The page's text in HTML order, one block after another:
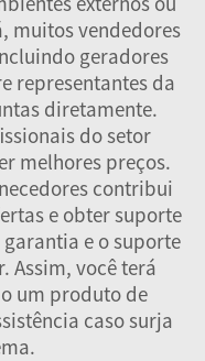
muitos vendedores
geradores
representantes da
diretamente.
do setor
melhores preços.
contribui
e obter suporte
e o suporte
Assim, você terá
um produto de
caso surja